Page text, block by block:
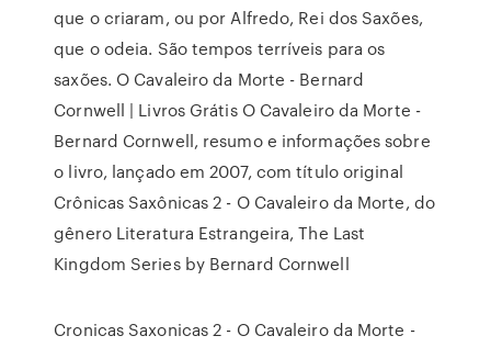
que o criaram, ou por Alfredo, Rei dos Saxões,
que o odeia. São tempos terríveis para os
saxões. O Cavaleiro da Morte - Bernard
Cornwell | Livros Grátis O Cavaleiro da Morte -
Bernard Cornwell, resumo e informações sobre
o livro, lançado em 2007, com título original
Crônicas Saxônicas 2 - O Cavaleiro da Morte, do
gênero Literatura Estrangeira, The Last
Kingdom Series by Bernard Cornwell
Cronicas Saxonicas 2 - O Cavaleiro da Morte -